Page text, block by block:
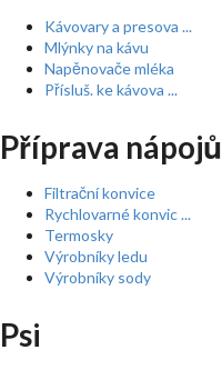
Kávovary a presova ...
Mlýnky na kávu
Napěnovače mléka
Přísluš. ke kávova ...
Příprava nápojů
Filtrační konvice
Rychlovarné konvic ...
Termosky
Výrobníky ledu
Výrobníky sody
Psi